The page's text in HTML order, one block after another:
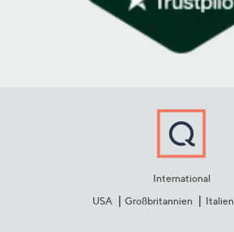
International
USA
Großbritannien Italien